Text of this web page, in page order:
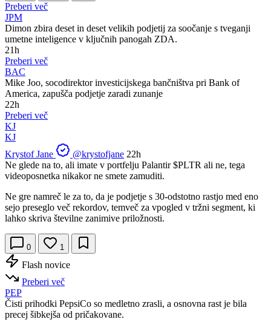
Preberi več
JPM
Dimon zbira deset in deset velikih podjetij za soočanje s tveganji
umetne inteligence v ključnih panogah ZDA.
21h
Preberi več
BAC
Mike Joo, socodirektor investicijskega bančništva pri Bank of
America, zapušča podjetje zaradi zunanje
22h
Preberi več
KJ
KJ
Krystof Jane
@krystofjane 22h
Ne glede na to, ali imate v portfelju Palantir$PLTR ali ne, tega
videoposnetka nikakor ne smete zamuditi.
Ne gre namreč le za to, da je podjetje s 30-odstotno rastjo med eno
sejo preseglo več rekordov, temveč za vpogled v tržni segment, ki
lahko skriva številne zanimive priložnosti.
0 1
Flash novice
Preberi več
PEP
Čisti prihodki PepsiCo so medletno zrasli, a osnovna rast je bila
precej šibkejša od pričakovane.